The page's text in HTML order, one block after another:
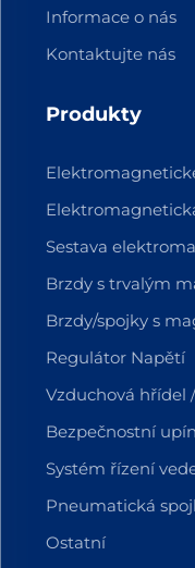
Informace o nás
Kontaktujte nás
Produkty
Sestava
Brzdy s trvalým
Brzdy/spojky s
Regulátor Napětí
Vzduchová hřídel
Bezpečnostní
Systém řízení
Pneumatická
Ostatní